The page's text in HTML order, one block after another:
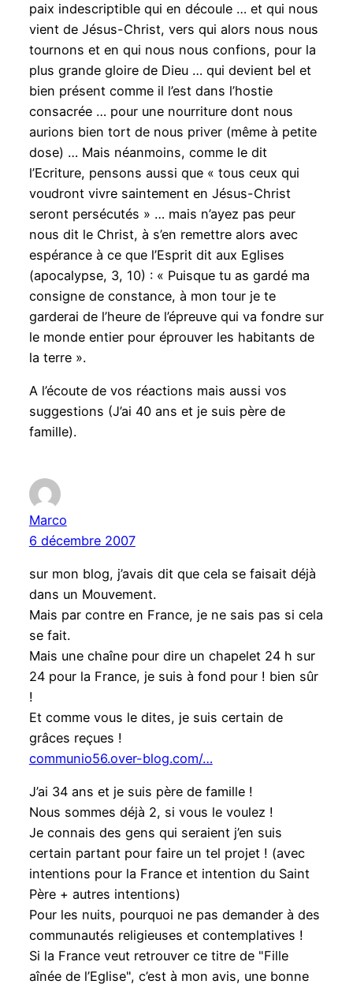
paix indescriptible qui en découle … et qui nous
vient de Jésus-Christ, vers qui alors nous nous
tournons et en qui nous nous confions, pour la
plus grande gloire de Dieu … qui devient bel et
bien présent comme il l’est dans l’hostie
consacrée … pour une nourriture dont nous
aurions bien tort de nous priver (même à petite
dose) … Mais néanmoins, comme le dit
l’Ecriture, pensons aussi que « tous ceux qui
voudront vivre saintement en Jésus-Christ
seront persécutés » … mais n’ayez pas peur
nous dit le Christ, à s’en remettre alors avec
espérance à ce que l’Esprit dit aux Eglises
(apocalypse, 3, 10) : « Puisque tu as gardé ma
consigne de constance, à mon tour je te
garderai de l’heure de l’épreuve qui va fondre sur
le monde entier pour éprouver les habitants de
la terre ».
A l’écoute de vos réactions mais aussi vos
suggestions (J’ai 40 ans et je suis père de
famille).
Marco
6 décembre 2007
sur mon blog, j’avais dit que cela se faisait déjà
dans un Mouvement.
Mais par contre en France, je ne sais pas si cela
se fait.
Mais une chaîne pour dire un chapelet 24 h sur
24 pour la France, je suis à fond pour ! bien sûr
!
Et comme vous le dites, je suis certain de
grâces reçues !
communio56.over-blog.com/…
J’ai 34 ans et je suis père de famille !
Nous sommes déjà 2, si vous le voulez !
Je connais des gens qui seraient j’en suis
certain partant pour faire un tel projet ! (avec
intentions pour la France et intention du Saint
Père + autres intentions)
Pour les nuits, pourquoi ne pas demander à des
communautés religieuses et contemplatives !
Si la France veut retrouver ce titre de "Fille
aînée de l’Eglise", c’est à mon avis, une bonne